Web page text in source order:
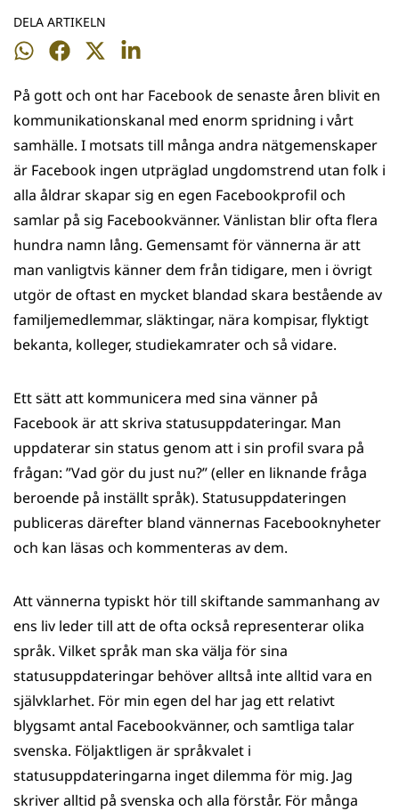
DELA ARTIKELN
Dela
WhatsApp
Dela
Facebook
Dela
Twitter
Dela
LinkedIn
På gott och ont har Facebook de senaste åren blivit en
kommunikationskanal med enorm spridning i vårt
samhälle. I motsats till många andra nätgemenskaper
är Facebook ingen utpräglad ungdomstrend utan folk i
alla åldrar skapar sig en egen Facebookprofil och
samlar på sig Facebookvänner. Vänlistan blir ofta flera
hundra namn lång. Gemensamt för vännerna är att
man vanligtvis känner dem från tidigare, men i övrigt
utgör de oftast en mycket blandad skara bestående av
familjemedlemmar, släktingar, nära kompisar, flyktigt
bekanta, kolleger, studiekamrater och så vidare.
Ett sätt att kommunicera med sina vänner på
Facebook är att skriva statusuppdateringar. Man
uppdaterar sin status genom att i sin profil svara på
frågan: ”Vad gör du just nu?” (eller en liknande fråga
beroende på inställt språk). Statusuppdateringen
publiceras därefter bland vännernas Facebooknyheter
och kan läsas och kommenteras av dem.
Att vännerna typiskt hör till skiftande sammanhang av
ens liv leder till att de ofta också representerar olika
språk. Vilket språk man ska välja för sina
statusuppdateringar behöver alltså inte alltid vara en
självklarhet. För min egen del har jag ett relativt
blygsamt antal Facebookvänner, och samtliga talar
svenska. Följaktligen är språkvalet i
statusuppdateringarna inget dilemma för mig. Jag
skriver alltid på svenska och alla förstår. För många